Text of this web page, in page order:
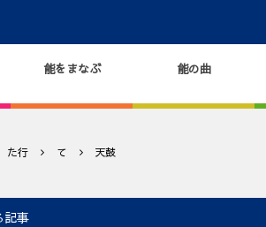
能をまなぶ 能の曲
た行 て 天鼓
記事